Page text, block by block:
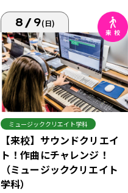
8/9(日)
ミュージッククリエイト学科
【来校】サウンドクリエイ
ト！作曲にチャレンジ！
（ミュージッククリエイト
学科）